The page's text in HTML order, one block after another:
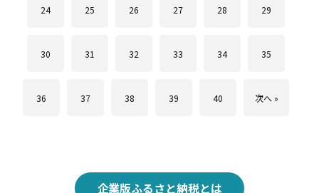
24 25 26 27 28 29
30 31 32 33 34 35
36 37 38 39 40 次へ »
企業版ふるさと納税とは